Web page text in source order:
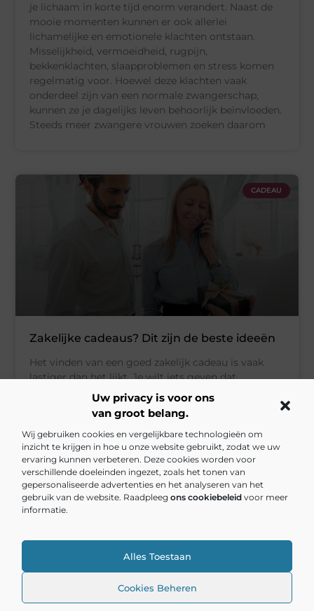
Uw privacy is voor ons
van groot belang.
Wij gebruiken cookies en vergelijkbare technologieën om
inzicht te krijgen in hoe u onze website gebruikt, zodat we uw
ervaring kunnen verbeteren. Deze cookies worden voor
verschillende doeleinden ingezet, zoals het tonen van
gepersonaliseerde advertenties en het analyseren van het
gebruik van de website. Raadpleeg ons cookiebeleid voor meer
informatie.
Alles Toestaan
Cookies Beheren
je lichaam in korte tijd enorm verandert. Naast de
mooie momenten kunnen er ook allerlei
lichamelijke en emotionele klachten ontstaan.
Misselijkheid, vermoeidheid, rugpijn,
bekkenklachten, slaapproblemen en stress komen
regelmatig voor. Hoewel deze klachten vaak
onderdeel zijn van een normale zwangerschap,
kunnen ze je dagelijks leven behoorlijk beïnvloeden.
Steeds meer zwangere vrouwen zoeken daarom
CADEAU
Zakelijke cadeaus? Dit zijn de beste ideeën
Het vinden van een goed zakelijk cadeau is vaak
lastiger dan het lijkt. Je wilt iets geven dat
persoonlijk aanvoelt, maar ook passend is binnen
een professionele omgeving. Of het nu gaat om
een jubileum, een bedankje of een feestelijke
gelegenheid, een origineel cadeau laat zien dat je
aandacht hebt besteed aan de ontvanger. Wanneer
een collega afscheid neemt, is